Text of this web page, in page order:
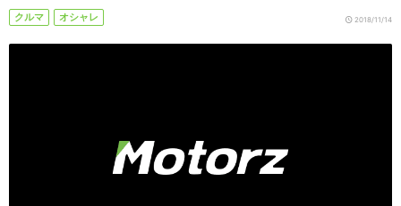
クルマ オシャレ 2018/11/14